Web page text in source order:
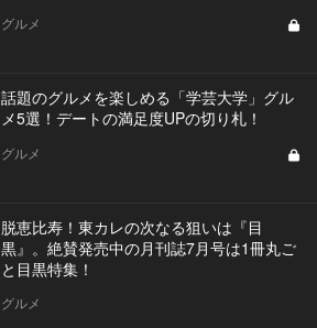
グルメ
話題のグルメを楽しめる「学芸大学」グル
メ5選！デートの満足度UPの切り札！
グルメ
脱恵比寿！東カレの次なる狙いは『目
黒』。絶賛発売中の月刊誌7月号は1冊丸ご
と目黒特集！
グルメ